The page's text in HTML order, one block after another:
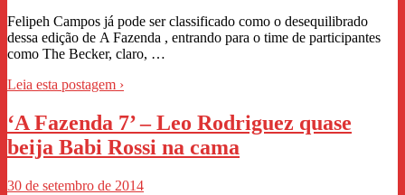
Felipeh Campos já pode ser classificado como o desequilibrado
dessa edição de A Fazenda , entrando para o time de participantes
como The Becker, claro, …
Leia esta postagem ›
‘A Fazenda 7’ – Leo Rodriguez quase
beija Babi Rossi na cama
30 de setembro de 2014